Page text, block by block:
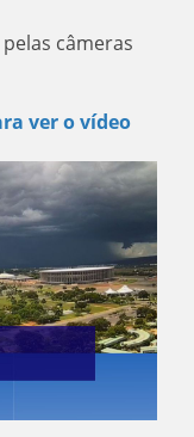
câmeras
ver o vídeo